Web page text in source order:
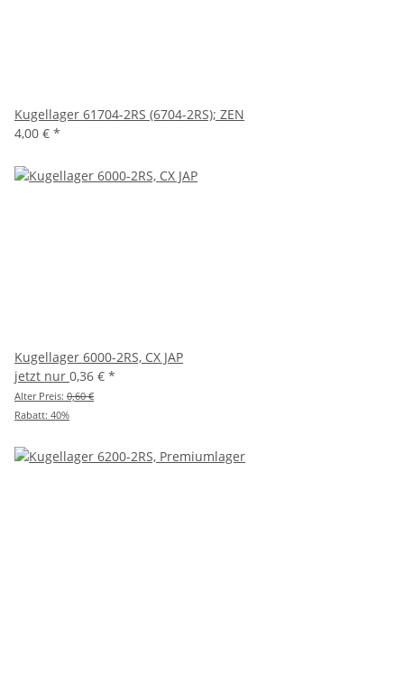
Kugellager 61704-2RS (6704-2RS); ZEN
4,00 € *
Kugellager 6000-2RS, CX JAP
jetzt nur 0,36 € *
Alter Preis: 0,60 €
Rabatt: 40%